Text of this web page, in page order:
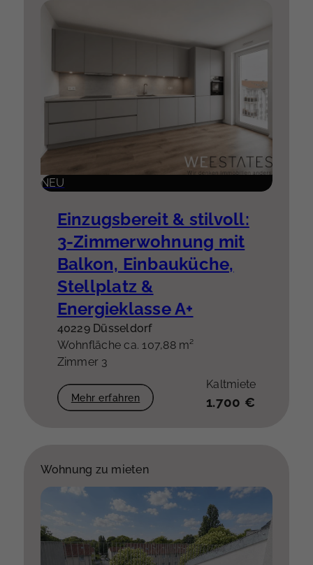
NEU
Einzugsbereit & stilvoll:
3-Zimmerwohnung mit
Balkon, Einbauküche,
Stellplatz &
Energieklasse A+
40229 Düsseldorf
Wohnfläche ca. 107,88 m²
Zimmer 3
Mehr erfahren
Kaltmiete
1.700 €
Wohnung zu mieten